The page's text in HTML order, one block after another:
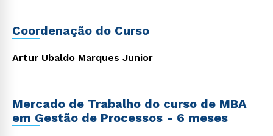
Coordenação do Curso
Artur Ubaldo Marques Junior
Mercado de Trabalho do curso de MBA
em Gestão de Processos - 6 meses